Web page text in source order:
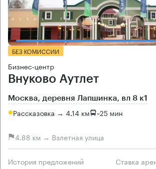
БЕЗ КОМИССИИ
Бизнес-центр
Внуково Аутлет
Москва, деревня Лапшинка, вл 8 к1
Рассказовка → 4.14 км ~25 мин
4.88 км → Взлетная улица
История предложений Ставка